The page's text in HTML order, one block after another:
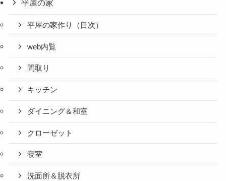
平屋の家
平屋の家作り（目次）
web内覧
間取り
キッチン
ダイニング＆和室
クローゼット
寝室
洗面所＆脱衣所